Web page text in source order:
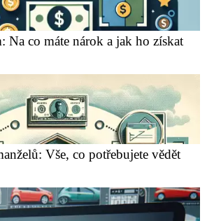
Na co máte nárok a jak ho získat
Vše, co potřebujete vědět